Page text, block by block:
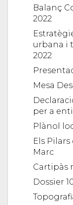
Balanç
2022
urbana i
2022
Mesa
per a
Plànol
Els
Marc
Cartipàs
Dossier